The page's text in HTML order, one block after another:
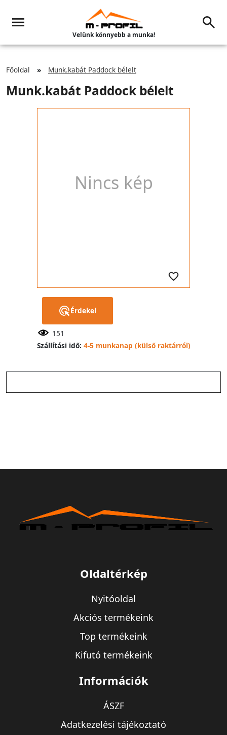
Velünk könnyebb a munka!
Főoldal Munk.kabát Paddock bélelt
Munk.kabát Paddock bélelt
Nincs kép
Érdekel
151
Szállítási idő: 4-5 munkanap (külső raktárról)
Oldaltérkép
Nyitóoldal
Akciós termékeink
Top termékeink
Kifutó termékeink
Információk
ÁSZF
Adatkezelési tájékoztató